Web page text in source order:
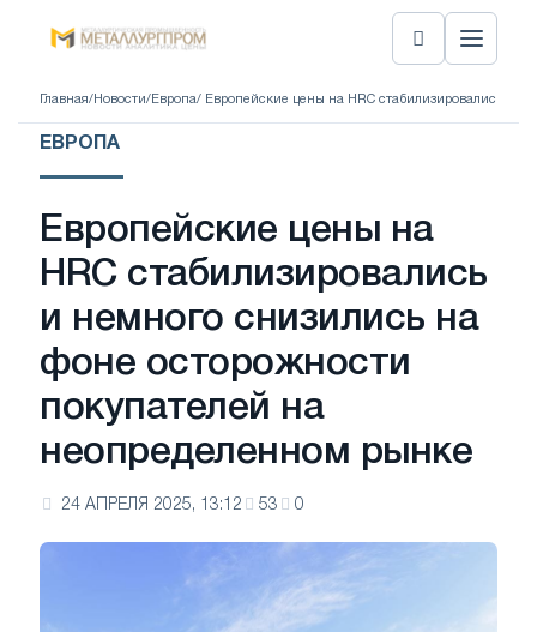
Главная/ Новости/ Европа/ Европейские цены на HRC стабилизировались и
ЕВРОПА
Европейские цены на
HRC стабилизировались
и немного снизились на
фоне осторожности
покупателей на
неопределенном рынке
24 АПРЕЛЯ 2025, 13:12 53 0